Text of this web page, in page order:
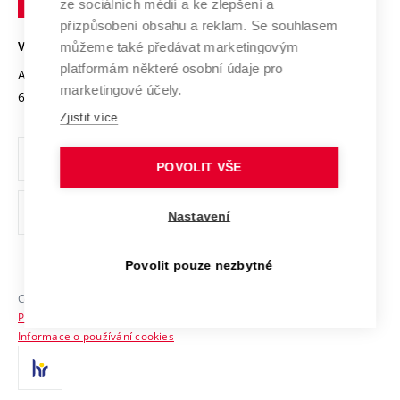
Open Science
Projekty
Projekty ze strukturálních fondů
Specifický výzkum
Univerzitní sítě
Bezpečná univerzita
Vyznamenání
Organizační struktura
Ochrana osobních údajů
odkaz)
Sociální bezpečí
HR Award
Kontakty
VYSOKÉ UČENÍ TECHNICKÉ V BRNĚ
Antonínská 548/1
602 00 Brno
www.vut.cz
vut@vutbr.cz
Copyright © 2026 VUT
Prohlášení o přístupnosti
Informace o používání cookies
ze sociálních médií a ke zlepšení a
přizpůsobení obsahu a reklam. Se souhlasem
můžeme také předávat marketingovým
platformám některé osobní údaje pro
marketingové účely.
Zjistit více
POVOLIT VŠE
Nastavení
Povolit pouze nezbytné